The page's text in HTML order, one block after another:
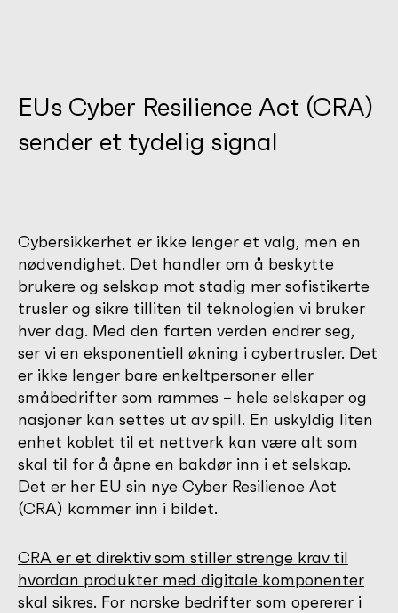
EUs Cyber Resilience Act (CRA)
sender et tydelig signal
Cybersikkerhet er ikke lenger et valg, men en
nødvendighet. Det handler om å beskytte
brukere og selskap mot stadig mer sofistikerte
trusler og sikre tilliten til teknologien vi bruker
hver dag. Med den farten verden endrer seg,
ser vi en eksponentiell økning i cybertrusler. Det
er ikke lenger bare enkeltpersoner eller
småbedrifter som rammes – hele selskaper og
nasjoner kan settes ut av spill. En uskyldig liten
enhet koblet til et nettverk kan være alt som
skal til for å åpne en bakdør inn i et selskap.
Det er her EU sin nye Cyber Resilience Act
(CRA) kommer inn i bildet.
CRA er et direktiv som stiller strenge krav til
hvordan produkter med digitale komponenter
skal sikres. For norske bedrifter som opererer i